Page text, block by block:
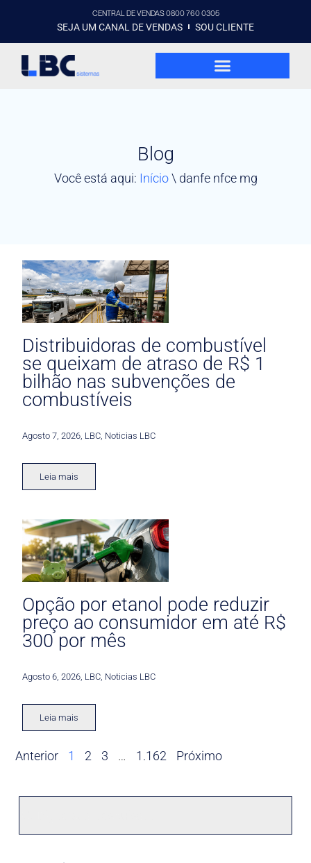
CENTRAL DE VENDAS 0800 760 0305
SEJA UM CANAL DE VENDAS SOU CLIENTE
Blog
Você está aqui: Início\ danfe nfce mg
Distribuidoras de combustível
se queixam de atraso de R$ 1
bilhão nas subvenções de
combustíveis
Agosto 7, 2026 LBC Noticias LBC
Leia mais
Opção por etanol pode reduzir
preço ao consumidor em até R$
300 por mês
Agosto 6, 2026 LBC Noticias LBC
Leia mais
Anterior 1 2 3 … 1.162 Próximo